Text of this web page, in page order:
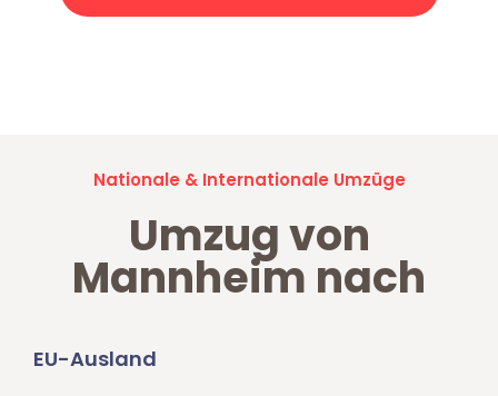
Nationale & Internationale Umzüge
Umzug von
Mannheim nach
EU-Ausland